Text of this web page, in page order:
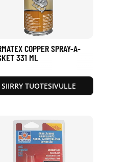
COPPER SPRAY-A-
331 ML
SIIRRY TUOTESIVULLE